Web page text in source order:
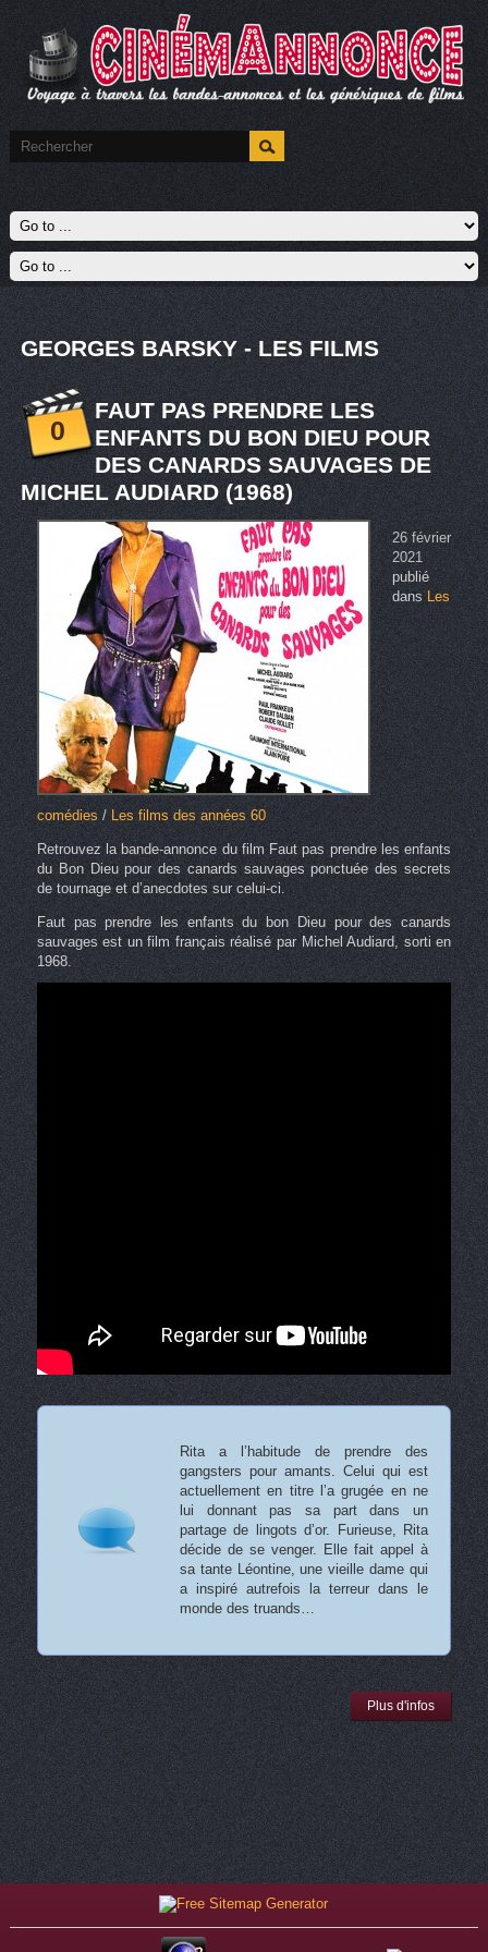
GEORGES BARSKY - LES FILMS
0
FAUT PAS PRENDRE LES
ENFANTS DU BON DIEU POUR
DES CANARDS SAUVAGES DE
MICHEL AUDIARD (1968)
26 février
2021
publié
dans Les
comédies/ Les films des années 60
Retrouvez la bande-annonce du film Faut pas prendre les enfants
du Bon Dieu pour des canards sauvages ponctuée des secrets
de tournage et d’anecdotes sur celui-ci.
Faut pas prendre les enfants du bon Dieu pour des canards
sauvages est un film français réalisé par Michel Audiard, sorti en
1968.
Rita a l’habitude de prendre des
gangsters pour amants. Celui qui est
actuellement en titre l’a grugée en ne
lui donnant pas sa part dans un
partage de lingots d’or. Furieuse, Rita
décide de se venger. Elle fait appel à
sa tante Léontine, une vieille dame qui
a inspiré autrefois la terreur dans le
monde des truands…
Plus d'infos